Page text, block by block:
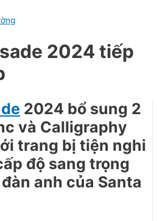
2024 tiếp
2024 bổ sung 2
và Calligraphy
trang bị tiện nghi
độ sang trọng
anh của Santa